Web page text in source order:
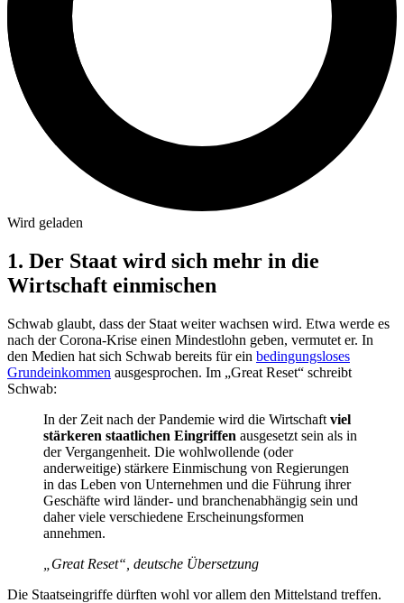
Wird geladen
1. Der Staat wird sich mehr in die
Wirtschaft einmischen
Schwab glaubt, dass der Staat weiter wachsen wird. Etwa werde es
nach der Corona-Krise einen Mindestlohn geben, vermutet er. In
den Medien hat sich Schwab bereits für ein bedingungsloses
Grundeinkommen ausgesprochen. Im „Great Reset“ schreibt
Schwab:
In der Zeit nach der Pandemie wird die Wirtschaft viel
stärkeren staatlichen Eingriffen ausgesetzt sein als in
der Vergangenheit. Die wohlwollende (oder
anderweitige) stärkere Einmischung von Regierungen
in das Leben von Unternehmen und die Führung ihrer
Geschäfte wird länder- und branchenabhängig sein und
daher viele verschiedene Erscheinungsformen
annehmen.
„Great Reset“, deutsche Übersetzung
Die Staatseingriffe dürften wohl vor allem den Mittelstand treffen.